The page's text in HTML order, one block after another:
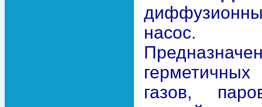
насос.
газов,